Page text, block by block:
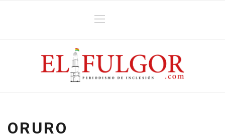
ORURO